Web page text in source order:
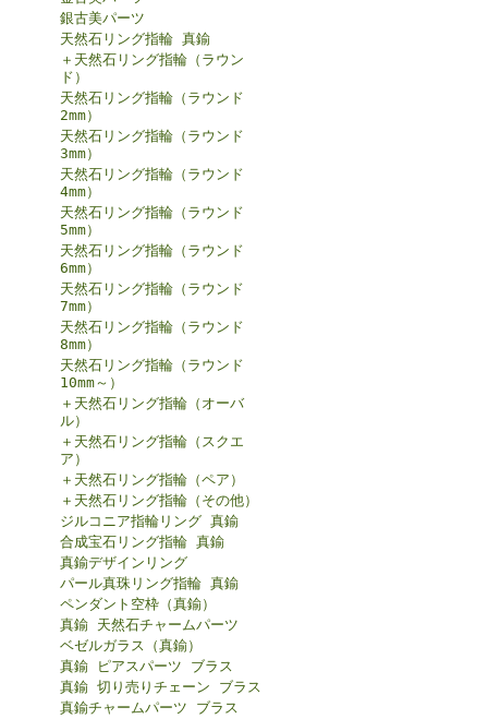
銀古美パーツ
天然石リング指輪 真鍮
＋天然石リング指輪（ラウン
ド）
天然石リング指輪（ラウンド
2mm）
天然石リング指輪（ラウンド
3mm）
天然石リング指輪（ラウンド
4mm）
天然石リング指輪（ラウンド
5mm）
天然石リング指輪（ラウンド
6mm）
天然石リング指輪（ラウンド
7mm）
天然石リング指輪（ラウンド
8mm）
天然石リング指輪（ラウンド
10mm～）
＋天然石リング指輪（オーバ
ル）
＋天然石リング指輪（スクエ
ア）
＋天然石リング指輪（ペア）
＋天然石リング指輪（その他）
ジルコニア指輪リング 真鍮
合成宝石リング指輪 真鍮
真鍮デザインリング
パール真珠リング指輪 真鍮
ペンダント空枠（真鍮）
真鍮 天然石チャームパーツ
ベゼルガラス（真鍮）
真鍮 ピアスパーツ ブラス
真鍮 切り売りチェーン ブラス
真鍮チャームパーツ ブラス